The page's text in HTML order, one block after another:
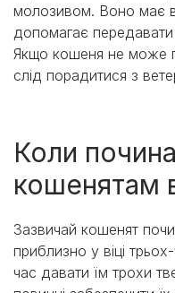
молозивом. Воно має
допомагає передавати
Якщо кошеня не може
слід порадитися з
Коли
кошенятам
Зазвичай кошенят
приблизно у віці
час давати їм трохи